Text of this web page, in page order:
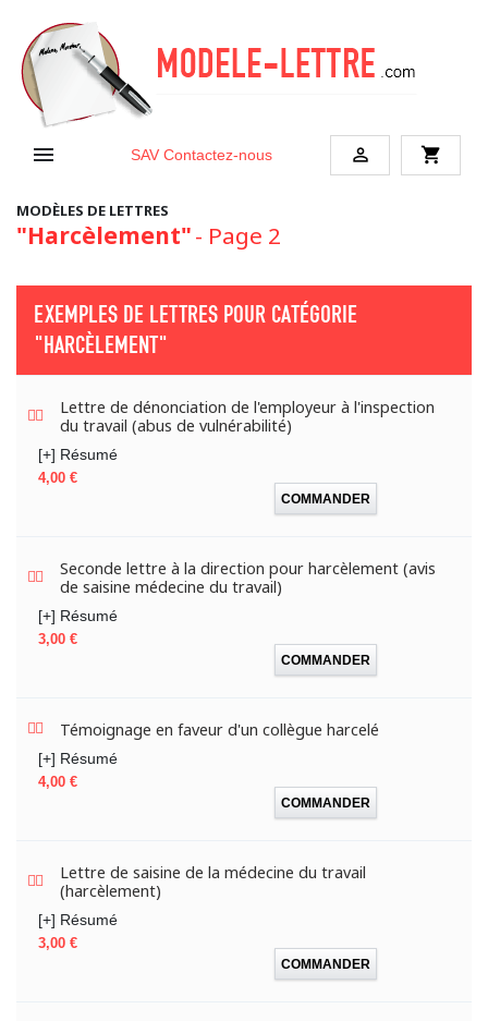
 SAV Contactez-nous  shopping_cart
MODÈLES DE LETTRES
"Harcèlement"- Page 2
EXEMPLES DE LETTRES POUR CATÉGORIE
"HARCÈLEMENT"
Lettre de dénonciation de l'employeur à l'inspection
du travail (abus de vulnérabilité)
[+] Résumé
Prix
4,00 €
COMMANDER
Seconde lettre à la direction pour harcèlement (avis
de saisine médecine du travail)
[+] Résumé
Prix
3,00 €
COMMANDER
Témoignage en faveur d'un collègue harcelé
[+] Résumé
Prix
4,00 €
COMMANDER
Lettre de saisine de la médecine du travail
(harcèlement)
[+] Résumé
Prix
3,00 €
COMMANDER